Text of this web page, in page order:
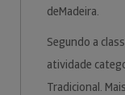
deMadeira.
Segundo a
atividade
Tradicional.